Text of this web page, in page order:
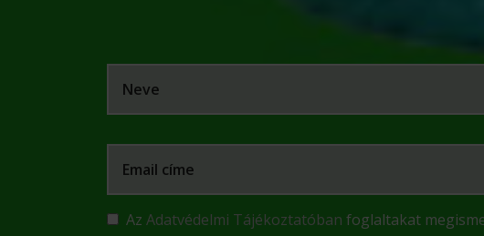
Az Adatvédelmi Tájékoztatóban foglaltakat